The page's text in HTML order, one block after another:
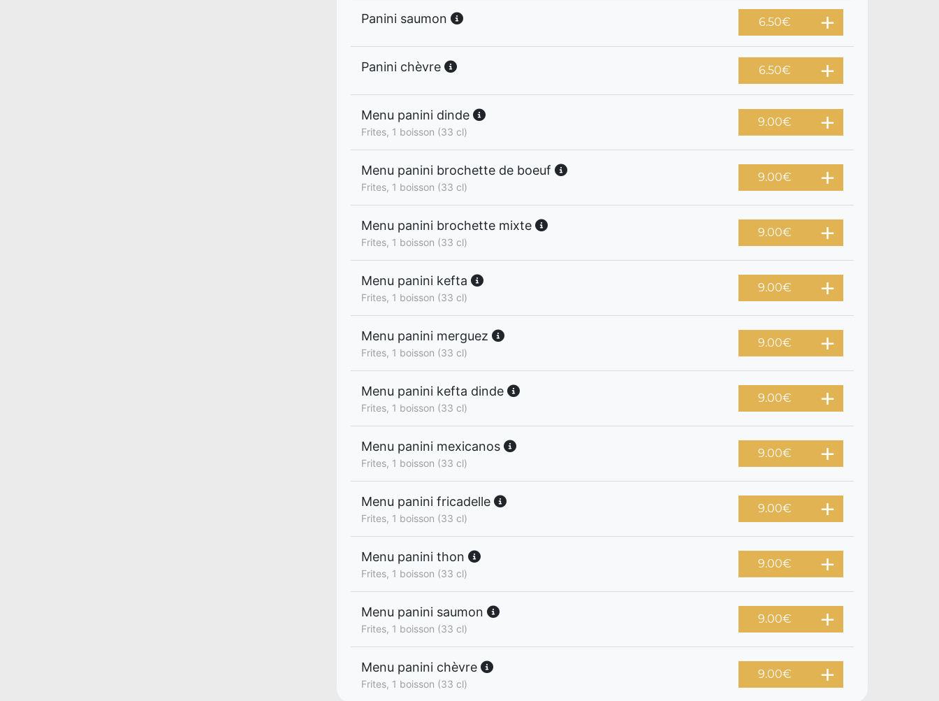
Panini saumon 6.50€
Panini chèvre 6.50€
Menu panini dinde
Frites, 1 boisson (33 cl)
9.00€
Menu panini brochette de boeuf
Frites, 1 boisson (33 cl)
9.00€
Menu panini brochette mixte
Frites, 1 boisson (33 cl)
9.00€
Menu panini kefta
Frites, 1 boisson (33 cl)
9.00€
Menu panini merguez
Frites, 1 boisson (33 cl)
9.00€
Menu panini kefta dinde
Frites, 1 boisson (33 cl)
9.00€
Menu panini mexicanos
Frites, 1 boisson (33 cl)
9.00€
Menu panini fricadelle
Frites, 1 boisson (33 cl)
9.00€
Menu panini thon
Frites, 1 boisson (33 cl)
9.00€
Menu panini saumon
Frites, 1 boisson (33 cl)
9.00€
Menu panini chèvre
Frites, 1 boisson (33 cl)
9.00€